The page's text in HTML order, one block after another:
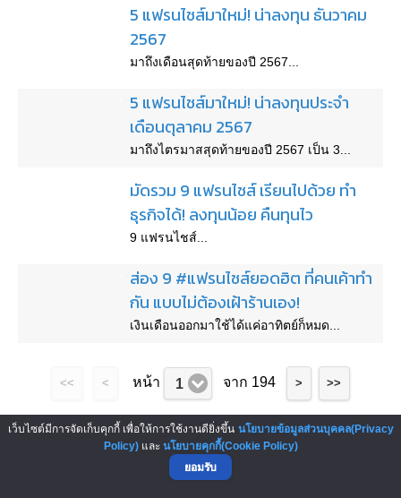
5 แฟรนไชส์มาใหม่! น่าลงทุน ธันวาคม
2567
มาถึงเดือนสุดท้ายของปี 2567...
5 แฟรนไชส์มาใหม่! น่าลงทุนประจำ
เดือนตุลาคม 2567
มาถึงไตรมาสสุดท้ายของปี 2567 เป็น 3...
มัดรวม 9 แฟรนไชส์ เรียนไปด้วย ทำ
ธุรกิจได้! ลงทุนน้อย คืนทุนไว
9 แฟรนไชส์...
ส่อง 9 #แฟรนไชส์ยอดฮิต ที่คนเค้าทำ
กัน แบบไม่ต้องเฝ้าร้านเอง!
เงินเดือนออกมาใช้ได้แค่อาทิตย์ก็หมด...
<< < หน้า 1 จาก 194 > >>
▲ GO TO TOP
เว็บไซต์มีการจัดเก็บคุกกี้ เพื่อให้การใช้งานดียิ่งขึ้น นโยบายข้อมูลส่วนบุคคล(Privacy
Policy)และ นโยบายคุกกี้(Cookie Policy)
ยอมรับ